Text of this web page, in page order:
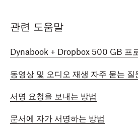
관련 도움말
Dynabook + Dropbox 500 GB 프
동영상 및 오디오 재생 자주 묻는 질
서명 요청을 보내는 방법
문서에 자가 서명하는 방법